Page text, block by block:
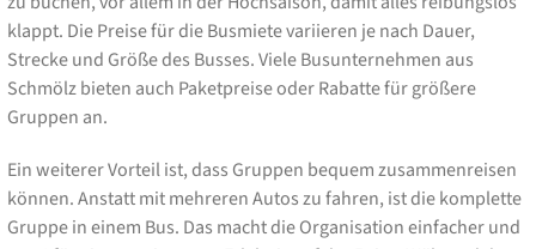
klappt. Die Preise für die Busmiete variieren je nach Dauer,
Strecke und Größe des Busses. Viele Busunternehmen aus
Schmölz bieten auch Paketpreise oder Rabatte für größere
Gruppen an.
Ein weiterer Vorteil ist, dass Gruppen bequem zusammenreisen
können. Anstatt mit mehreren Autos zu fahren, ist die komplette
Gruppe in einem Bus. Das macht die Organisation einfacher und